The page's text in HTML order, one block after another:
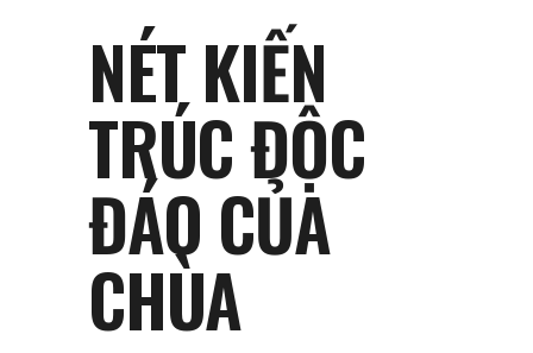
NÉT KIẾN
TRÚC ĐỘC
ĐÁO CỦA
CHÙA